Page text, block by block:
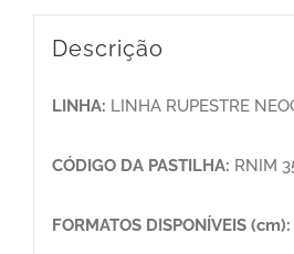
Descrição
LINHA: LINHA RUPESTRE
CÓDIGO DA PASTILHA: RNIM
FORMATOS DISPONÍVEIS (cm):